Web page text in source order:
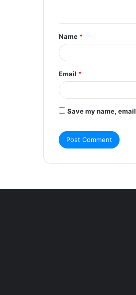
t
*
Name *
Email *
Save my name,